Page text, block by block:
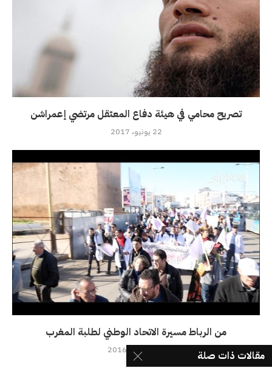
تصريح محامي في هيئة دفاع المعتقل مرتضي إعمراشن
22 يونيو، 2017
من الرباط مسيرة الاتحاد الوطني لطلبة المغرب
مقالات ذات صلة